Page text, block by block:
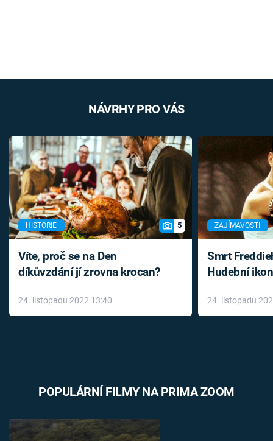
NÁVRHY PRO VÁS
HISTORIE 5
Víte, proč se na Den
díkůvzdání jí zrovna krocan?
24. listopadu 2022 13:40
ZAJÍMAVOSTI
Smrt
Hudební
léky
24. listopadu
POPULÁRNÍ FILMY NA PRIMA ZOOM